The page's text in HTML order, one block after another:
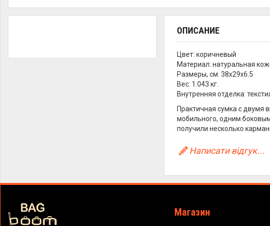
ОПИСАНИЕ
Цвет: коричневый
Материал: натуральная
Размеры, см: 38х29х6.5
Вес: 1.043 кг.
Внутренняя отделка:
Практичная сумка с двумя
мобильного, одним
получили несколько
Написати відгук...
Магазин